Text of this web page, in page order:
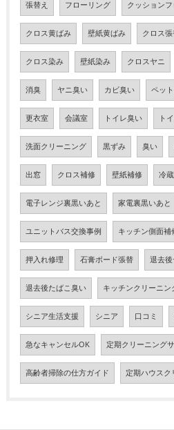
張替え フローリング クッションフ
クロス黄ばみ 壁紙黄ばみ クロス
クロス染み 壁紙染み クロスヤニ
消臭 ヤニ臭い カビ臭い ペッ
更衣室 会議室 トイレ臭い ト
洗面クリーニング 黒ずみ 臭い
出窓 クロス補修 壁紙補修 冷
電子レンジ裏黒いあと 家電裏黒いあと
ユニットバス交換事例 キッチン側面補
押入れ修理 石膏ボード張替 退去
退去後たばこ臭い キッチンクリーニン
シニア生活支援 シニア 口コミ
急なキャンセルOK 定期クリーニング
高齢者掃除の仕方ガイド 定期ハウスク